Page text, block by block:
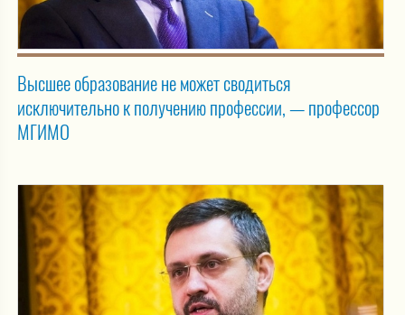
Высшее образование не может сводиться
исключительно к получению профессии, — профессор
МГИМО